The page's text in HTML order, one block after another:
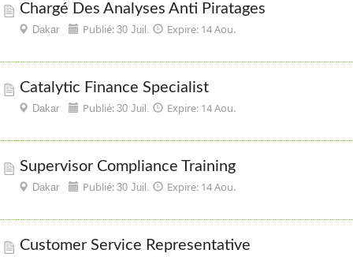
Chargé Des Analyses Anti Piratages
Dakar Publié: 30 Juil. Expire: 14 Aou.
Catalytic Finance Specialist
Dakar Publié: 30 Juil. Expire: 14 Aou.
Supervisor Compliance Training
Dakar Publié: 30 Juil. Expire: 14 Aou.
Customer Service Representative